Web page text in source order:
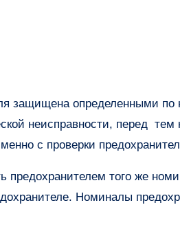
неисправности, перед тем
с проверки
предохранителем того же
Номиналы